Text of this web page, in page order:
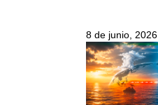
8 de junio, 2026